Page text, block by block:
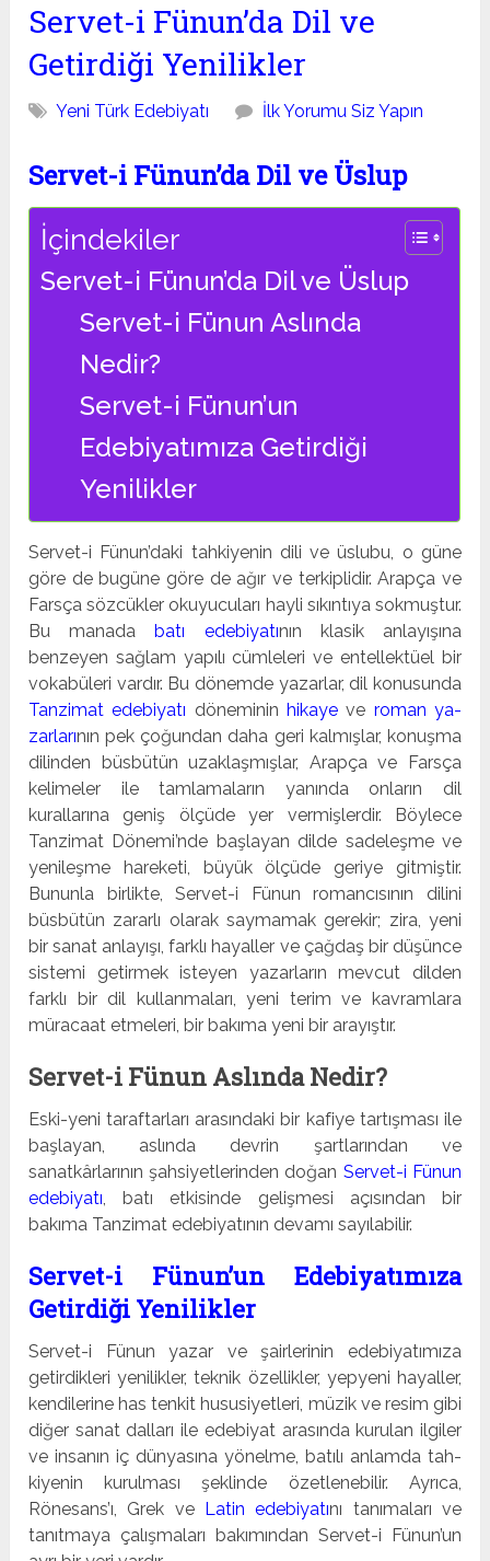
Servet-i Fünun’da Dil ve
Getirdiği Yenilikler
Yeni Türk Edebiyatı İlk Yorumu Siz Yapın
Servet-i Fünun’da Dil ve Üslup
İçindekiler
Servet-i Fünun’da Dil ve Üslup
Servet-i Fünun Aslında
Nedir?
Servet-i Fünun’un
Edebiyatımıza Getirdiği
Yenilikler
Servet-i Fünun’daki tahkiyenin dili ve üslubu, o güne
göre de bugüne göre de ağır ve terkiplidir. Arapça ve
Farsça sözcükler okuyucuları hayli sıkıntıya sokmuştur.
Bu manada batı edebiyatının klasik anlayışına
benzeyen sağlam yapılı cümleleri ve entellektüel bir
vokabüleri vardır. Bu dönemde yazarlar, dil konusunda
Tanzimat edebiyatı döneminin hikaye ve roman ya­
zarlarının pek çoğundan daha geri kalmışlar, konuşma
dilinden büsbütün uzaklaşmışlar, Arapça ve Farsça
kelimeler ile tamlamaların yanında onların dil
kurallarına geniş ölçüde yer vermişlerdir. Böylece
Tanzimat Dönemi’nde başlayan dilde sadeleşme ve
yenileşme hareketi, büyük ölçüde geriye gitmiştir.
Bununla birlikte, Servet-i Fünun romancısının di­lini
büsbütün zararlı olarak saymamak gerekir; zira, yeni
bir sanat anlayışı, farklı hayaller ve çağdaş bir düşünce
sistemi getirmek isteyen yazarların mevcut dilden
farklı bir dil kullanmaları, yeni terim ve kavramlara
müracaat etmeleri, bir bakıma yeni bir arayıştır.
Servet-i Fünun Aslında Nedir?
Eski-yeni taraftarları arasındaki bir kafiye tartışması ile
başlayan, aslında devrin şart­larından ve
sanatkârlarının şahsiyetlerinden doğan Servet-i Fünun
edebiyatı, batı etkisinde gelişmesi açısından bir
bakıma Tanzimat edebiyatının devamı sayılabilir.
Servet-i Fünun’un Edebiyatımıza
Getirdiği Yenilikler
Servet-i Fünun yazar ve şairlerinin edebiyatımıza
getirdikleri yenilikler, teknik özellikler, yepyeni hayaller,
kendilerine has tenkit hususiyetleri, müzik ve resim gibi
diğer sanat dalları ile edebiyat arasında kurulan ilgiler
ve insanın iç dünyasına yönelme, batılı anlamda tah­
kiyenin kurulması şeklinde özetlenebilir. Ayrıca,
Rönesans’ı, Grek ve
Latin edebiyatını tanımaları ve
tanıtmaya çalışmaları bakımından Servet-i Fünun’un